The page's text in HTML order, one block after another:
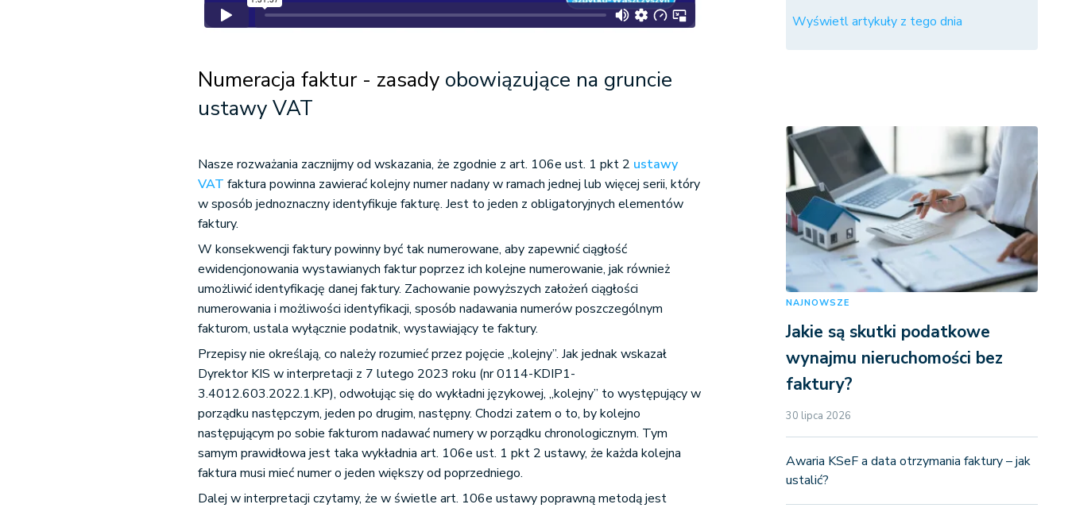
Numeracja faktur - zasady obowiązujące na gruncie
ustawy VAT
Nasze rozważania zacznijmy od wskazania, że zgodnie z art. 106e ust. 1 pkt 2 ustawy
VAT faktura powinna zawierać kolejny numer nadany w ramach jednej lub więcej serii, który
w sposób jednoznaczny identyfikuje fakturę. Jest to jeden z obligatoryjnych elementów
faktury.
W konsekwencji faktury powinny być tak numerowane, aby zapewnić ciągłość
ewidencjonowania wystawianych faktur poprzez ich kolejne numerowanie, jak również
umożliwić identyfikację danej faktury. Zachowanie powyższych założeń ciągłości
numerowania i możliwości identyfikacji, sposób nadawania numerów poszczególnym
fakturom, ustala wyłącznie podatnik, wystawiający te faktury.
Przepisy nie określają, co należy rozumieć przez pojęcie „kolejny”. Jak jednak wskazał
Dyrektor KIS w interpretacji z 7 lutego 2023 roku (nr 0114-KDIP1-
3.4012.603.2022.1.KP), odwołując się do wykładni językowej, „kolejny” to występujący w
porządku następczym, jeden po drugim, następny. Chodzi zatem o to, by kolejno
następującym po sobie fakturom nadawać numery w porządku chronologicznym. Tym
samym prawidłowa jest taka wykładnia art. 106e ust. 1 pkt 2 ustawy, że każda kolejna
faktura musi mieć numer o jeden większy od poprzedniego.
Dalej w interpretacji czytamy, że w świetle art. 106e ustawy poprawną metodą jest
Wyświetl artykuły z tego dnia
NAJNOWSZE
Jakie są skutki podatkowe
wynajmu nieruchomości bez
faktury?
30 lipca 2026
Awaria KSeF a data otrzymania faktury – jak
ustalić?